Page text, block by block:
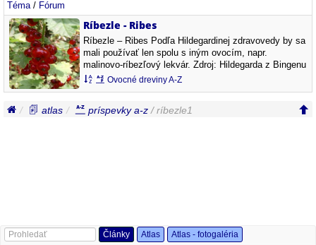
Téma/ Fórum
Ríbezle - Ribes
Ríbezle – Ribes Podľa Hildegardinej zdravovedy by sa
mali používať len spolu s iným ovocím, napr.
malinovo-ríbezľový lekvár. Zdroj: Hildegarda z Bingenu
(16. září 1098 – 17. září 1179). Ribes rubrum Ribes
Ovocné dreviny A-Z
atlas príspevky a-z / ríbezle1
Články Atlas Atlas - fotogaléria